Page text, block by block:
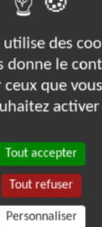
par
:
06 07
15 18
utilise des
donne le
ceux que vous
activer
Tout accepter
Tout refuser
Personnaliser